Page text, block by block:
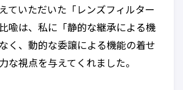
ていただいた「レンズフィルター
喩は、私に「静的な継承による機
く、動的な委譲による機能の着せ
な視点を与えてくれました。